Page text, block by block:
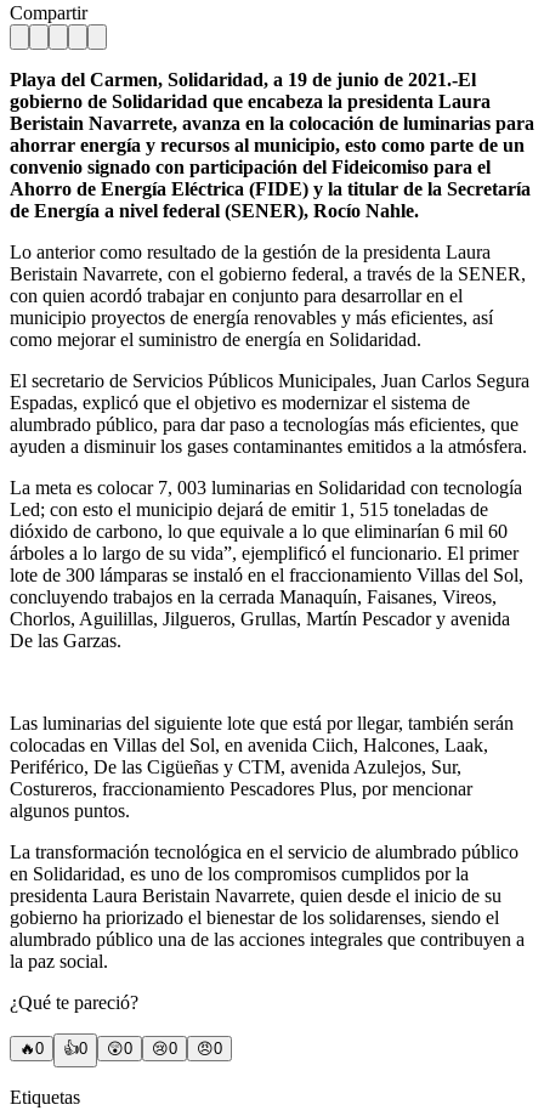
Compartir
Playa del Carmen, Solidaridad, a 19 de junio de 2021.-El
gobierno de Solidaridad que encabeza la presidenta Laura
Beristain Navarrete, avanza en la colocación de luminarias para
ahorrar energía y recursos al municipio, esto como parte de un
convenio signado con participación del Fideicomiso para el
Ahorro de Energía Eléctrica (FIDE) y la titular de la Secretaría
de Energía a nivel federal (SENER), Rocío Nahle.
Lo anterior como resultado de la gestión de la presidenta Laura
Beristain Navarrete, con el gobierno federal, a través de la SENER,
con quien acordó trabajar en conjunto para desarrollar en el
municipio proyectos de energía renovables y más eficientes, así
como mejorar el suministro de energía en Solidaridad.
El secretario de Servicios Públicos Municipales, Juan Carlos Segura
Espadas, explicó que el objetivo es modernizar el sistema de
alumbrado público, para dar paso a tecnologías más eficientes, que
ayuden a disminuir los gases contaminantes emitidos a la atmósfera.
La meta es colocar 7, 003 luminarias en Solidaridad con tecnología
Led; con esto el municipio dejará de emitir 1, 515 toneladas de
dióxido de carbono, lo que equivale a lo que eliminarían 6 mil 60
árboles a lo largo de su vida”, ejemplificó el funcionario. El primer
lote de 300 lámparas se instaló en el fraccionamiento Villas del Sol,
concluyendo trabajos en la cerrada Manaquín, Faisanes, Vireos,
Chorlos, Aguilillas, Jilgueros, Grullas, Martín Pescador y avenida
De las Garzas.
Las luminarias del siguiente lote que está por llegar, también serán
colocadas en Villas del Sol, en avenida Ciich, Halcones, Laak,
Periférico, De las Cigüeñas y CTM, avenida Azulejos, Sur,
Costureros, fraccionamiento Pescadores Plus, por mencionar
algunos puntos.
La transformación tecnológica en el servicio de alumbrado público
en Solidaridad, es uno de los compromisos cumplidos por la
presidenta Laura Beristain Navarrete, quien desde el inicio de su
gobierno ha priorizado el bienestar de los solidarenses, siendo el
alumbrado público una de las acciones integrales que contribuyen a
la paz social.
¿Qué te pareció?
🔥0 👍0 😲0 😢0 😠0
Etiquetas